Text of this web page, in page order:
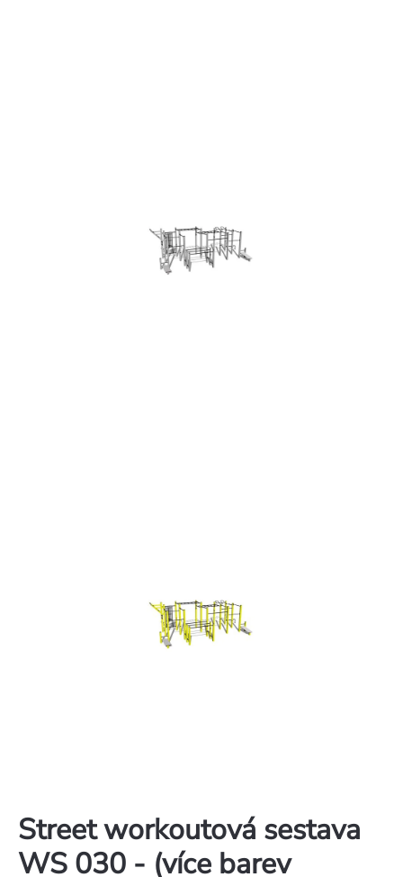
Street workoutová sestava
WS 030 - (více barev